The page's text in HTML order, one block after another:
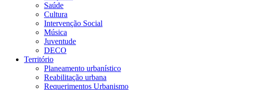
Saúde
Cultura
Intervenção Social
Música
Juventude
DECO
Território
Planeamento urbanístico
Reabilitação urbana
Requerimentos Urbanismo